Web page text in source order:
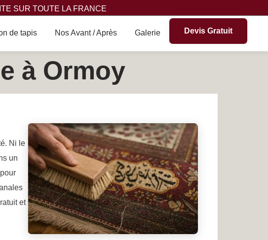
SUR TOUTE LA FRANCE
de tapis Nos Avant / Après Galerie Devis Gratuit
à Ormoy
Ni le
un
et